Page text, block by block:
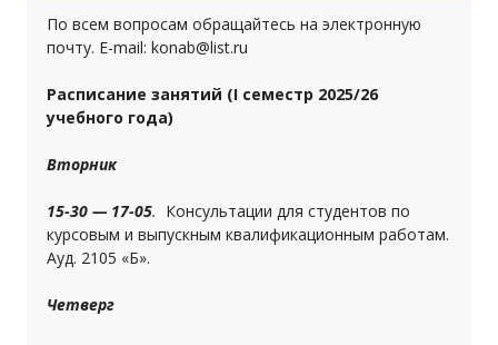
По всем вопросам обращайтесь на электронную
почту. E-mail: konab@list.ru
Расписание занятий (I семестр 2025/26
учебного года)
Вторник
15-30 — 17-05. Консультации для студентов по
курсовым и выпускным квалификационным работам.
Ауд. 2105 «Б».
Четверг